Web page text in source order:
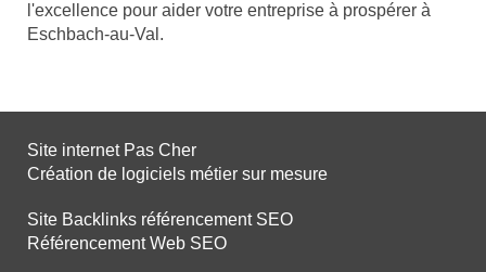
l'excellence pour aider votre entreprise à prospérer à
Eschbach-au-Val.
Site internet Pas Cher
Création de logiciels métier sur mesure
Site Backlinks référencement SEO
Référencement Web SEO